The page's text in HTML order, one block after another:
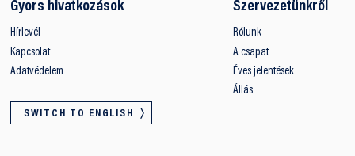
Gyors hivatkozások
Hírlevél
Kapcsolat
Adatvédelem
SWITCH TO ENGLISH
Szervezetünkről
Rólunk
A csapat
Éves jelentések
Állás